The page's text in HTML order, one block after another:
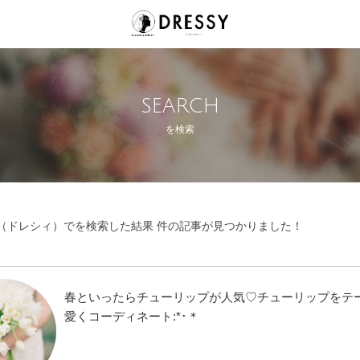
SEARCH
を検索
ドレシィ）でを検索した結果 件の記事が見つかりました！
春といったらチューリップが人気♡チューリップをテ
愛くコーディネート:*･＊